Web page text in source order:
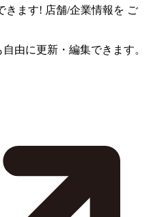
きます! 店舗/企業情報を ご
由に更新・編集できます。